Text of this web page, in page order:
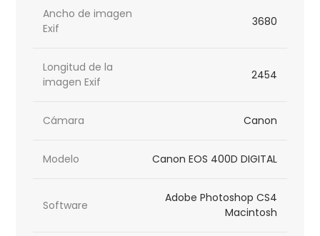
Ancho de imagen
Exif
3680
Longitud de la
imagen Exif
2454
Cámara Canon
Modelo Canon EOS 400D DIGITAL
Software
Adobe Photoshop CS4
Macintosh